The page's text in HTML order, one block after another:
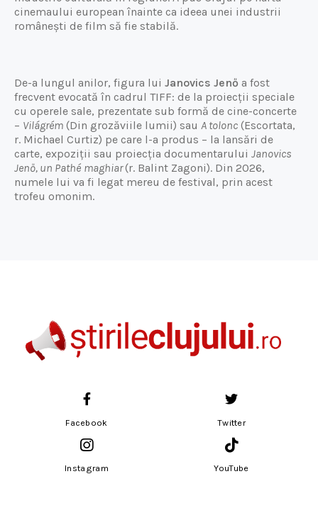
cinemaului european înainte ca ideea unei industrii
românești de film să fie stabilă.
De-a lungul anilor, figura lui Janovics Jenő a fost
frecvent evocată în cadrul TIFF: de la proiecții speciale
cu operele sale, prezentate sub formă de cine-concerte
– Világrém (Din grozăviile lumii) sau A tolonc (Escortata,
r. Michael Curtiz) pe care l-a produs – la lansări de
carte, expoziții sau proiecția documentarului Janovics
Jenő, un Pathé maghiar(r. Balint Zagoni). Din 2026,
numele lui va fi legat mereu de festival, prin acest
trofeu omonim.
Facebook Twitter
Instagram YouTube